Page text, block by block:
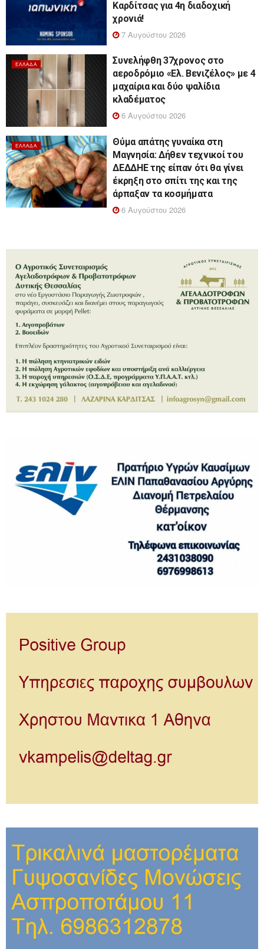
Καρδίτσας για 4η διαδοχική
χρονιά!
7 Αυγούστου 2026
ΕΛΛΆΔΑ
Συνελήφθη 37χρονος στο
αεροδρόμιο «Ελ. Βενιζέλος» με 4
μαχαίρια και δύο ψαλίδια
κλαδέματος
6 Αυγούστου 2026
ΕΛΛΆΔΑ
Θύμα απάτης γυναίκα στη
Μαγνησία: Δήθεν τεχνικοί του
ΔΕΔΔΗΕ της είπαν ότι θα γίνει
έκρηξη στο σπίτι της και της
άρπαξαν τα κοσμήματα
6 Αυγούστου 2026